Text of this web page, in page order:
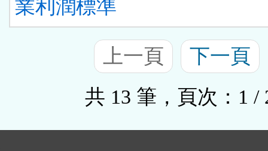
業利潤標準
上一頁
下一頁
共 13 筆，頁次：1 /